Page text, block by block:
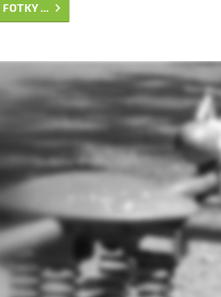
FOTKY ...